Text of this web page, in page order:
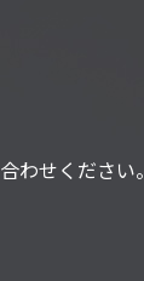
わせください。